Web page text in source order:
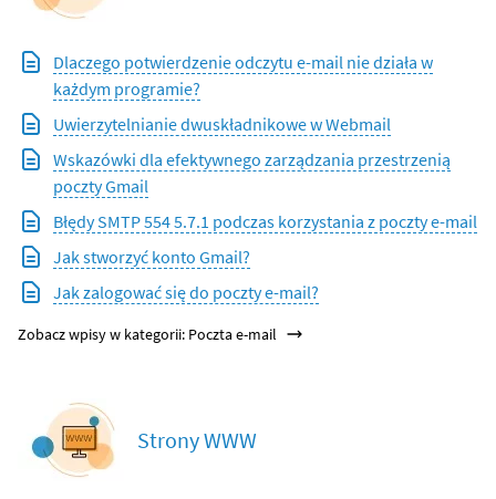
Dlaczego potwierdzenie odczytu e-mail nie działa w
każdym programie?
Uwierzytelnianie dwuskładnikowe w Webmail
Wskazówki dla efektywnego zarządzania przestrzenią
poczty Gmail
Błędy SMTP 554 5.7.1 podczas korzystania z poczty e-mail
Jak stworzyć konto Gmail?
Jak zalogować się do poczty e-mail?
Zobacz wpisy w kategorii: Poczta e-mail
Strony WWW